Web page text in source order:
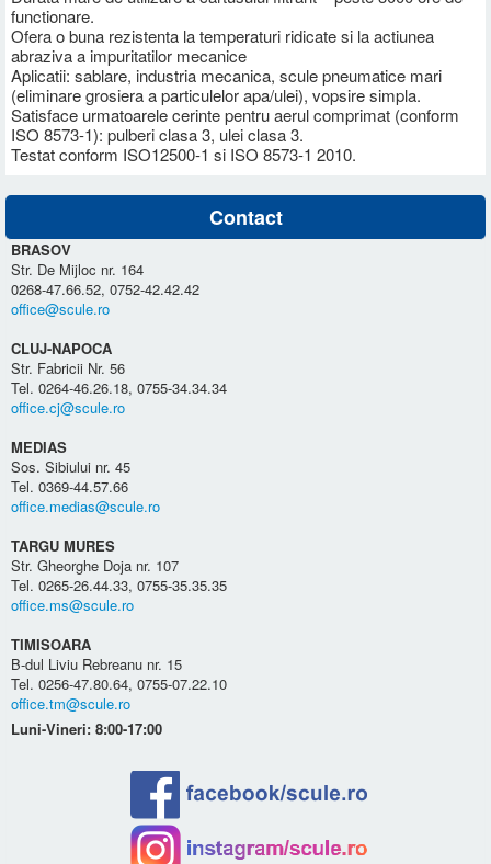
functionare.
Ofera o buna rezistenta la temperaturi ridicate si la actiunea
abraziva a impuritatilor mecanice
Aplicatii: sablare, industria mecanica, scule pneumatice mari
(eliminare grosiera a particulelor apa/ulei), vopsire simpla.
Satisface urmatoarele cerinte pentru aerul comprimat (conform
ISO 8573-1): pulberi clasa 3, ulei clasa 3.
Testat conform ISO12500-1 si ISO 8573-1 2010.
Contact
BRASOV
Str. De Mijloc nr. 164
0268-47.66.52, 0752-42.42.42
office@scule.ro
CLUJ-NAPOCA
Str. Fabricii Nr. 56
Tel. 0264-46.26.18, 0755-34.34.34
office.cj@scule.ro
MEDIAS
Sos. Sibiului nr. 45
Tel. 0369-44.57.66
office.medias@scule.ro
TARGU MURES
Str. Gheorghe Doja nr. 107
Tel. 0265-26.44.33, 0755-35.35.35
office.ms@scule.ro
TIMISOARA
B-dul Liviu Rebreanu nr. 15
Tel. 0256-47.80.64, 0755-07.22.10
office.tm@scule.ro
Luni-Vineri: 8:00-17:00